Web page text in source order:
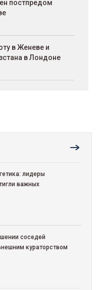
постпредом
в Женеве и
в Лондоне
лидеры
важных
соседей
кураторством